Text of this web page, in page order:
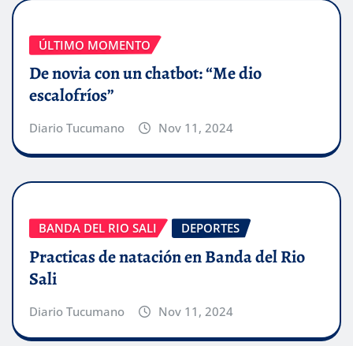
ÚLTIMO MOMENTO
De novia con un chatbot: “Me dio
escalofríos”
Diario Tucumano Nov 11, 2024
BANDA DEL RIO SALI DEPORTES
Practicas de natación en Banda del Rio
Sali
Diario Tucumano Nov 11, 2024